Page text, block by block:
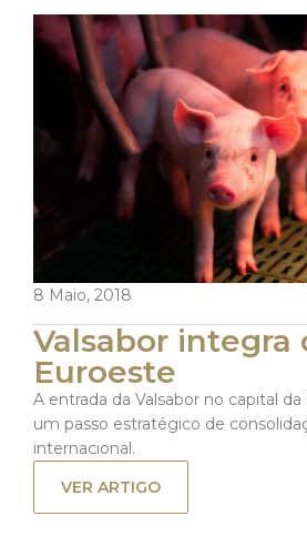
8 Maio, 2018
Valsabor integra
Euroeste
A entrada da Valsabor no capital
um passo estratégico de
internacional.
VER ARTIGO